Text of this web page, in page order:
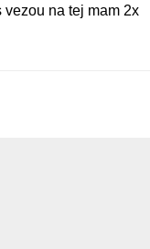
na tej mam 2x